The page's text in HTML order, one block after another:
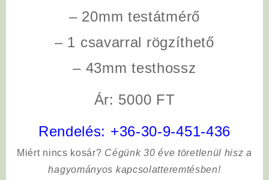
– 20mm testátmérő
– 1 csavarral rögzíthető
– 43mm testhossz
Ár: 5000 FT
Rendelés: +36-30-9-451-436
Miért nincs kosár? Cégünk 30 éve töretlenül hisz a
hagyományos kapcsolatteremtésben!